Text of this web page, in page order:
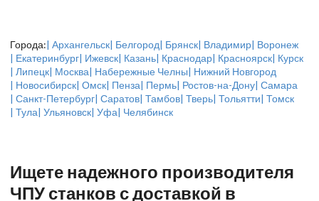
Города:| Архангельск| Белгород| Брянск| Владимир| Воронеж
| Екатеринбург| Ижевск| Казань| Краснодар| Красноярск| Курск
| Липецк| Москва| Набережные Челны| Нижний Новгород
| Новосибирск| Омск| Пенза| Пермь| Ростов-на-Дону| Самара
| Санкт-Петербург| Саратов| Тамбов| Тверь| Тольятти| Томск
| Тула| Ульяновск| Уфа| Челябинск
Ищете надежного производителя
ЧПУ станков с доставкой в